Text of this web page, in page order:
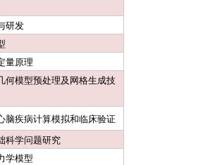
研发
量原理
何模型预处理及网格生成技
脑疾病计算模拟和临床验证
科学问题研究
学模型